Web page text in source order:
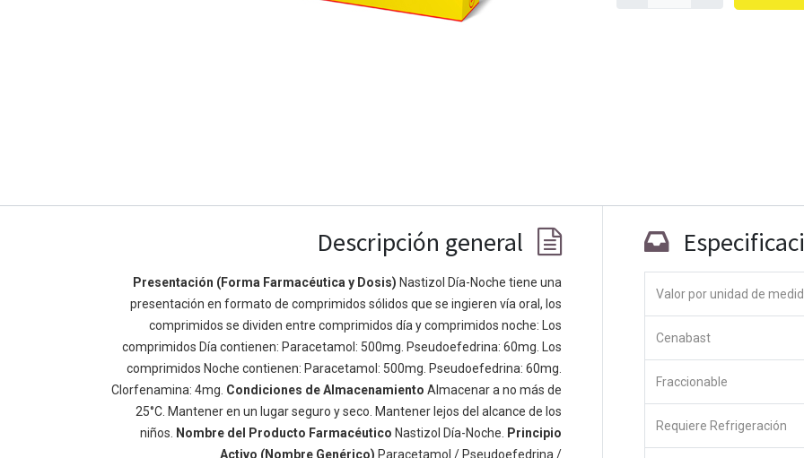
Descripción general
Presentación (Forma Farmacéutica y Dosis) Nastizol Día-Noche tiene una
presentación en formato de comprimidos sólidos que se ingieren vía oral, los
comprimidos se dividen entre comprimidos día y comprimidos noche: Los
comprimidos Día contienen: Paracetamol: 500mg. Pseudoefedrina: 60mg. Los
comprimidos Noche contienen: Paracetamol: 500mg. Pseudoefedrina: 60mg.
Clorfenamina: 4mg. Condiciones de Almacenamiento Almacenar a no más de
25°C. Mantener en un lugar seguro y seco. Mantener lejos del alcance de los
niños.
Nombre del Producto Farmacéutico Nastizol Día-Noche.
Principio
Activo (Nombre Genérico) Paracetamol / Pseudoefedrina /
Valor por unidad de
Cenabast
Fraccionable
Requiere Refrigeración
Enlaces de Ínteres
Inicio
Acerca de
Productos
Servicios
Política de privacidad
Acerca de
Somos un equipo de personas apasionadas cuyo objetivo es
mejorar la vida de todos a través de productos disruptivos.
Construimos grandes productos para resolver sus problemas
de negocio. Nuestros productos están diseñados para
pequeñas y medianas empresas dispuestas a optimizar su
rendimiento.